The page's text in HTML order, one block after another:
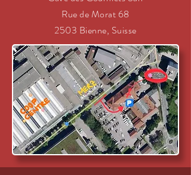
Rue de Morat 68
2503 Bienne, Suisse